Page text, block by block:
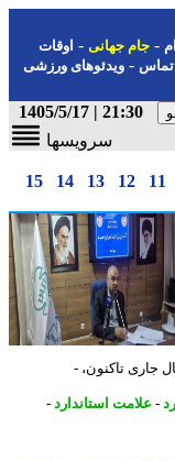
جام جهانی-اوقات
-ویدئوهای ورزشی
21:30 | 1405/5/17
سرویسها
12
13
14
15
تاکنون، -
علامت استاندارد-